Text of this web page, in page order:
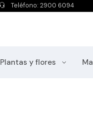
Teléfono: 2900 6094
Plantas y flores